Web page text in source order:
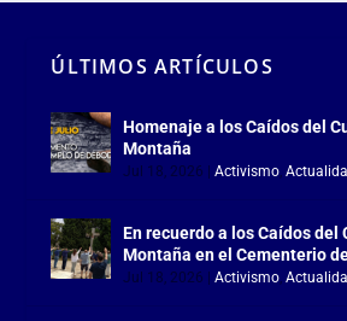
ÚLTIMOS ARTÍCULOS
Homenaje a los Caídos del
Montaña
Jul 18, 2026 |Activismo,
En recuerdo a los Caídos del
Montaña en el Cementerio
Jul 18, 2026 |Activismo,